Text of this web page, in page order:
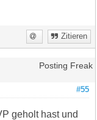
Zitieren
Posting Freak
#55
geholt hast und